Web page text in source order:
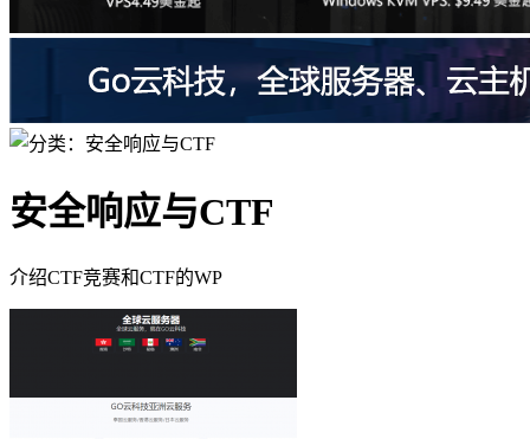
安全响应与CTF
介绍CTF竞赛和CTF的WP